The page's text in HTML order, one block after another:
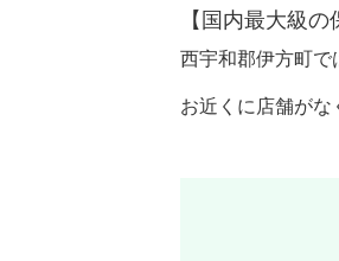
【国内最大級の
西宇和郡伊方町で
お近くに店舗がな